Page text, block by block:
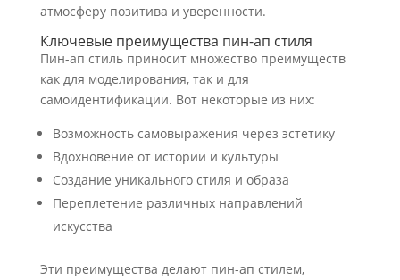
атмосферу позитива и уверенности.
Ключевые преимущества пин-ап стиля
Пин-ап стиль приносит множество преимуществ
как для моделирования, так и для
самоидентификации. Вот некоторые из них:
Возможность самовыражения через эстетику
Вдохновение от истории и культуры
Создание уникального стиля и образа
Переплетение различных направлений
искусства
Эти преимущества делают пин-ап стилем,